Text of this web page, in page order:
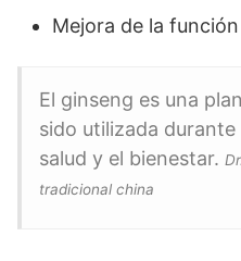
Mejora de la
El ginseng es una
sido utilizada
salud y el bienestar.
tradicional china